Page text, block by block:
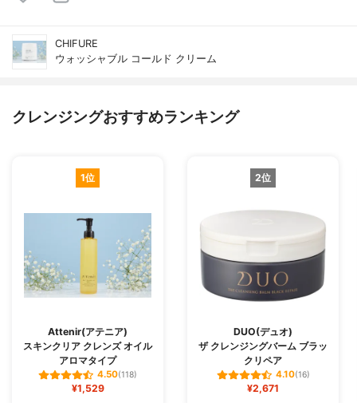
CHIFURE
ウォッシャブル コールド クリーム
クレンジングおすすめランキング
1位
Attenir(アテニア)
スキンクリア クレンズ オイル
アロマタイプ
4.50(118)
¥1,529
2位
DUO(デュオ)
ザ クレンジングバーム ブラッ
クリペア
4.10(16)
¥2,671